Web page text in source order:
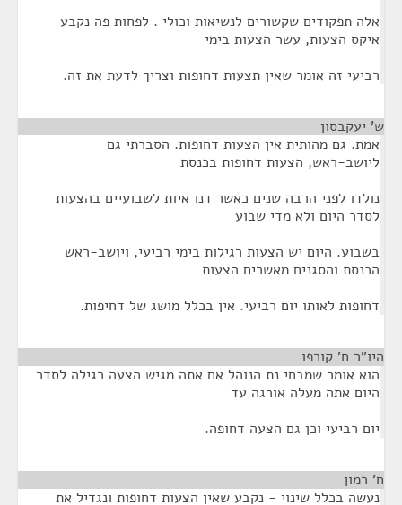
אלה תפקודים שקשורים לנשיאות וכולי . לפחות פה נקבע
איקס הצעות, עשר הצעות בימי
רביעי זה אומר שאין תצעות דחופות וצריך לדעת את זה.
ש' יעקבסון
אמת. גם מהותית אין הצעות דחופות. הסברתי גם
ליושב-ראש, הצעות דחופות בכנסת
נולדו לפני הרבה שנים כאשר דנו איות לשבועיים בהצעות
לסדר היום ולא מדי שבוע
בשבוע. היום יש הצעות רגילות בימי רביעי, ויושב-ראש
הכנסת והסגנים מאשרים הצעות
דחופות לאותו יום רביעי. אין בכלל מושג של דחיפות.
היו"ר ח' קורפו
הוא אומר שמבחי נת הנוהל אם אתה מגיש הצעה רגילה לסדר
היום אתה מעלה אורגה עד
יום רביעי וכן גם הצעה דחופה.
ח' רמון
נעשה בכלל שינוי - נקבע שאין הצעות דחופות ונגדיל את